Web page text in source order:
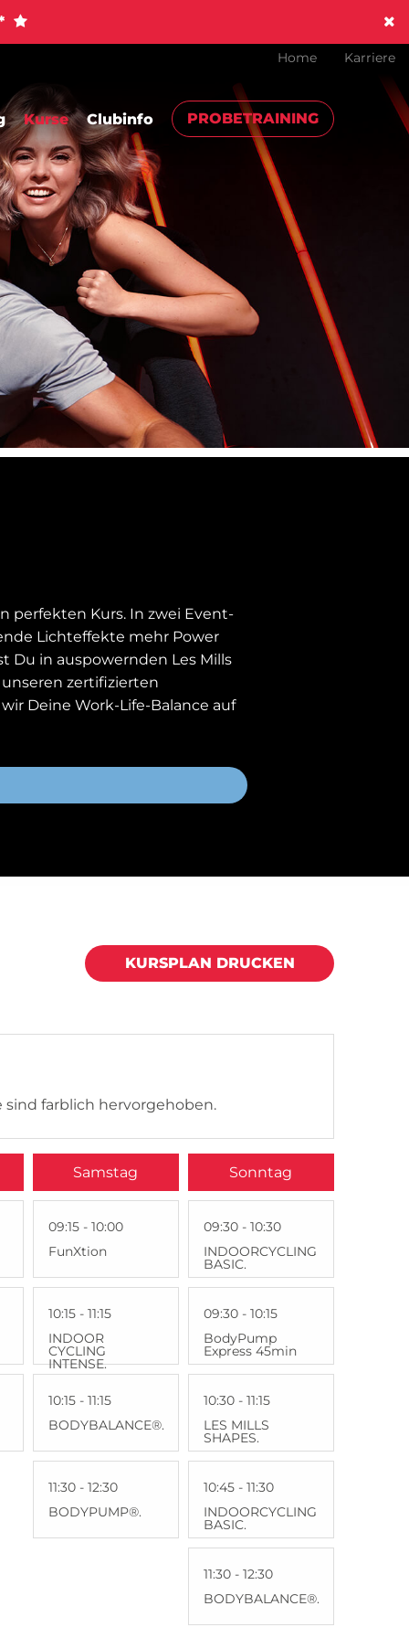
Home Karriere
Kurse Clubinfo PROBETRAINING
perfekten Kurs. In zwei Event-
Lichteffekte mehr Power
Du in auspowernden Les Mills
zertifizierten
Deine Work-Life-Balance auf
KURSPLAN DRUCKEN
sind farblich hervorgehoben.
Samstag
09:15 - 10:00
FunXtion
10:15 - 11:15
INDOOR
CYCLING
INTENSE.
10:15 - 11:15
BODYBALANCE®.
11:30 - 12:30
BODYPUMP®.
Sonntag
09:30 - 10:30
INDOORCYCLING
BASIC.
09:30 - 10:15
BodyPump
Express 45min
10:30 - 11:15
LES MILLS
SHAPES.
10:45 - 11:30
INDOORCYCLING
BASIC.
11:30 - 12:30
BODYBALANCE®.